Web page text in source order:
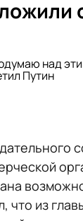
над
Путин
что из